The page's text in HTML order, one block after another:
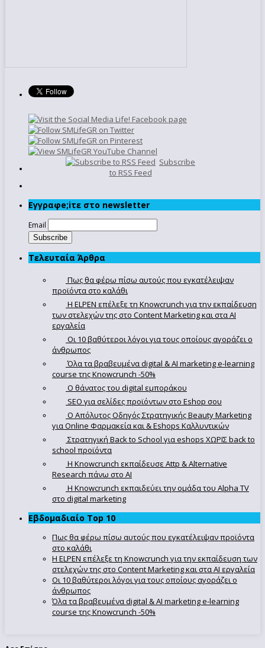
Subscribe
to RSS Feed
Εγγραφe;iτε στο newsletter
Email
Τελευταία Άρθρα
Πως θα φέρω πίσω αυτούς που εγκατέλειψαν
προϊόντα στο καλάθι
Η ELPEN επέλεξε τη Knowcrunch για την εκπαίδευση
των στελεχών της στο Content Marketing και στα AI
εργαλεία
Οι 10 βαθύτεροι λόγοι για τους οποίους αγοράζει ο
άνθρωπος
Όλα τα βραβευμένα digital & AI marketing e-learning
course της Knowcrunch -50%
Ο θάνατος του digital εμποράκου
SEO για σελίδες προϊόντων στο Eshop σου
Ο Απόλυτoς Οδηγός Στρατηγικής Beauty Marketing
για Online Φαρμακεία και & Eshops Καλλυντικών
Στρατηγική Back to School για eshops ΧΩΡΙΣ back to
school προϊόντα
Η Knowcrunch εκπαίδευσε Attp & Alternative
Research πάνω στο ΑΙ
Η Knowcrunch εκπαιδεύει την ομάδα του Alpha TV
στο digital marketing
Εβδομαδιαίο Top 10
Πως θα φέρω πίσω αυτούς που εγκατέλειψαν προϊόντα
στο καλάθι
Η ELPEN επέλεξε τη Knowcrunch για την εκπαίδευση των
στελεχών της στο Content Marketing και στα AI εργαλεία
Οι 10 βαθύτεροι λόγοι για τους οποίους αγοράζει ο
άνθρωπος
Όλα τα βραβευμένα digital & AI marketing e-learning
course της Knowcrunch -50%